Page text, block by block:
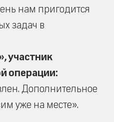
нам пригодится
задач в
участник
операции:
Дополнительное
уже на месте».